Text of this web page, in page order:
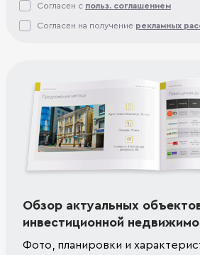
Согласен с польз. соглашением
Согласен на получение рекламных
Обзор актуальных
инвестиционной
Фото, планировки и